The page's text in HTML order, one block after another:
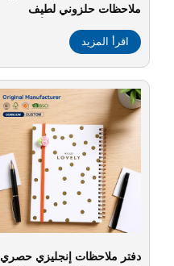
ملاحظات حلزوني لطيف
بخطوط فضفاضة للطلاب
والمدارس، بالجملة، ورقي
اقرأ المزيد
دفتر ملاحظات إنجليزي حصري